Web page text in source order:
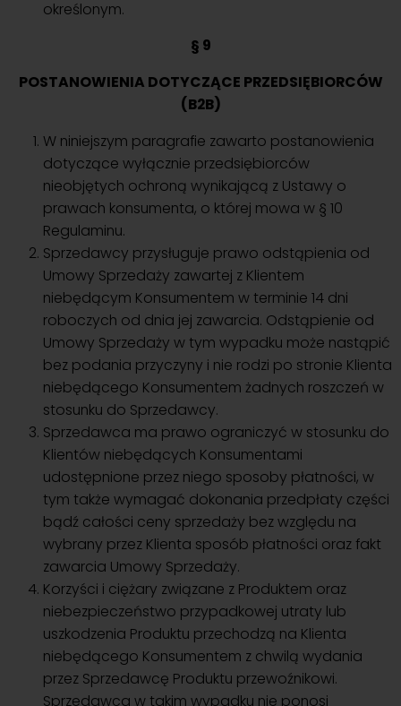
określonym.
§ 9
POSTANOWIENIA DOTYCZĄCE PRZEDSIĘBIORCÓW
(B2B)
W niniejszym paragrafie zawarto postanowienia
dotyczące wyłącznie przedsiębiorców
nieobjętych ochroną wynikającą z Ustawy o
prawach konsumenta, o której mowa w § 10
Regulaminu.
Sprzedawcy przysługuje prawo odstąpienia od
Umowy Sprzedaży zawartej z Klientem
niebędącym Konsumentem w terminie 14 dni
roboczych od dnia jej zawarcia. Odstąpienie od
Umowy Sprzedaży w tym wypadku może nastąpić
bez podania przyczyny i nie rodzi po stronie Klienta
niebędącego Konsumentem żadnych roszczeń w
stosunku do Sprzedawcy.
Sprzedawca ma prawo ograniczyć w stosunku do
Klientów niebędących Konsumentami
udostępnione przez niego sposoby płatności, w
tym także wymagać dokonania przedpłaty części
bądź całości ceny sprzedaży bez względu na
wybrany przez Klienta sposób płatności oraz fakt
zawarcia Umowy Sprzedaży.
Korzyści i ciężary związane z Produktem oraz
niebezpieczeństwo przypadkowej utraty lub
uszkodzenia Produktu przechodzą na Klienta
niebędącego Konsumentem z chwilą wydania
przez Sprzedawcę Produktu przewoźnikowi.
Sprzedawca w takim wypadku nie ponosi